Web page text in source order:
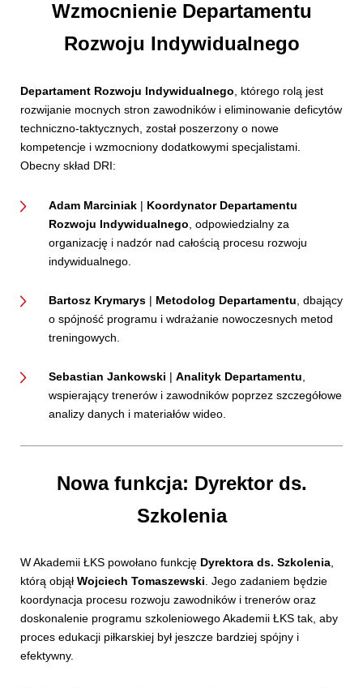
Wzmocnienie Departamentu
Rozwoju Indywidualnego
Departament Rozwoju Indywidualnego , którego rolą jest
rozwijanie mocnych stron zawodników i eliminowanie deficytów
techniczno-taktycznych, został poszerzony o nowe
kompetencje i wzmocniony dodatkowymi specjalistami.
Obecny skład DRI:
Adam Marciniak | Koordynator Departamentu
Rozwoju Indywidualnego , odpowiedzialny za
organizację i nadzór nad całością procesu rozwoju
indywidualnego.
Bartosz Krymarys | Metodolog Departamentu , dbający
o spójność programu i wdrażanie nowoczesnych metod
treningowych.
Sebastian Jankowski | Analityk Departamentu
wspierający trenerów i zawodników poprzez szczegółowe
analizy danych i materiałów wideo.
Nowa funkcja: Dyrektor ds.
Szkolenia
W Akademii ŁKS powołano funkcję Dyrektora ds. Szkolenia,
którą objął Wojciech Tomaszewski. Jego zadaniem będzie
koordynacja procesu rozwoju zawodników i trenerów oraz
doskonalenie programu szkoleniowego Akademii ŁKS tak, aby
proces edukacji piłkarskiej był jeszcze bardziej spójny i
efektywny.